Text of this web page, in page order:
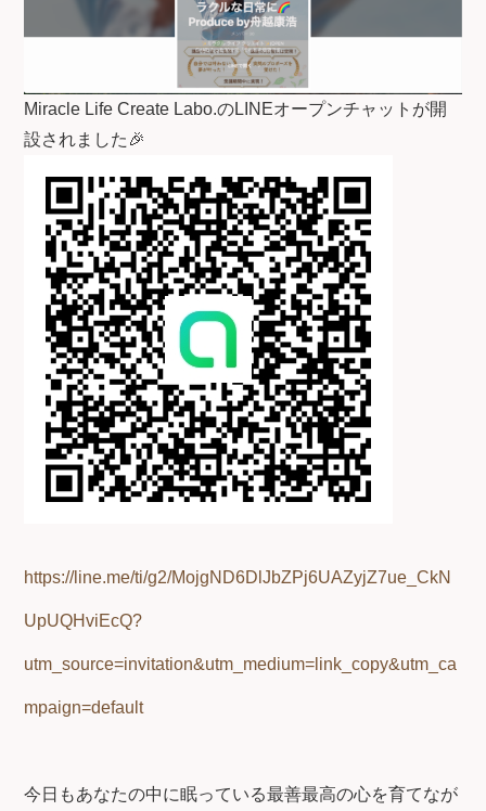
Miracle Life Create Labo.のLINEオープンチャットが開
設されました🎉
https://line.me/ti/g2/MojgND6DlJbZPj6UAZyjZ7ue_CkN
UpUQHviEcQ?
utm_source=invitation&utm_medium=link_copy&utm_ca
mpaign=default
今日もあなたの中に眠っている最善最高の心を育てなが